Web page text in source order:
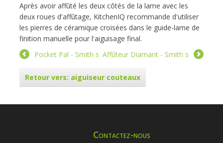
Après avoir affûté les deux côtés de la lame avec les
deux roues d'affûtage, KitchenIQ recommande d'utiliser
les pierres de céramique croisées dans le guide-lame de
finition manuelle pour l'aiguisage final.
Affûteur Diamant - Smith s
Pocket Pal - Smith s
Retour vers: aiguiseur couteaux
Contactez-nous